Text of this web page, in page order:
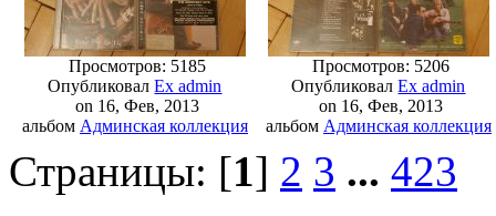
Просмотров: 5185
ОпубликовалEx admin
on 16, Фев, 2013
альбом Админская коллекция
Просмотров: 5206
ОпубликовалEx admin
on 16, Фев, 2013
альбом Админская коллекция
Страницы: [1] 2 3 ... 423